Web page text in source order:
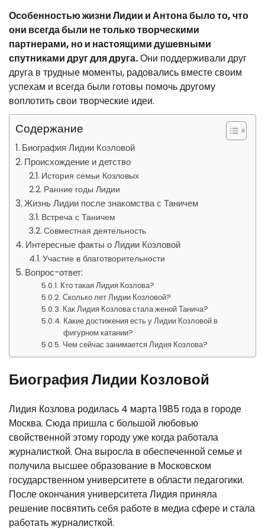
Особенностью жизни Лидии и Антона было то, что
они всегда были не только творческими
партнерами, но и настоящими душевными
спутниками друг для друга.Они поддерживали друг
друга в трудные моменты, радовались вместе своим
успехам и всегда были готовы помочь другому
воплотить свои творческие идеи.
Содержание
Биография Лидии Козловой
Происхождение и детство
История семьи Козловых
Ранние годы Лидии
Жизнь Лидии после знакомства с Таничем
Встреча с Таничем
Совместная деятельность
Интересные факты о Лидии Козловой
Участие в благотворительности
Вопрос-ответ:
Кто такая Лидия Козлова?
Сколько лет Лидии Козловой?
Как Лидия Козлова стала женой Танича?
Какие достижения есть у Лидии Козловой в
фигурном катании?
Чем сейчас занимается Лидия Козлова?
Биография Лидии Козловой
Лидия Козлова родилась 4 марта 1985 года в городе
Москва. Сюда пришла с большой любовью
свойственной этому городу уже когда работала
журналисткой. Она выросла в обеспеченной семье и
получила высшее образование в Московском
государственном университете в области педагогики.
После окончания университета Лидия приняла
решение посвятить себя работе в медиа сфере и стала
работать журналисткой.